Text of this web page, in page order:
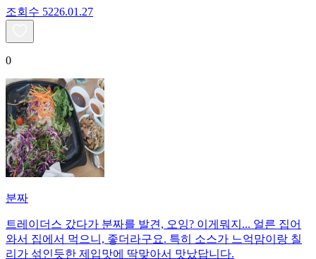
조회수 5226.01.27
0
분짜
트레이더스 갔다가 분짜를 발견, 오잉? 이게뭐지... 얼른 집어
와서 집에서 먹으니, 좋더라구요. 특히 소스가 느억맘이랑 칠
리가 섞인듯한 제입맛에 딱맞아서 맛났답니다.